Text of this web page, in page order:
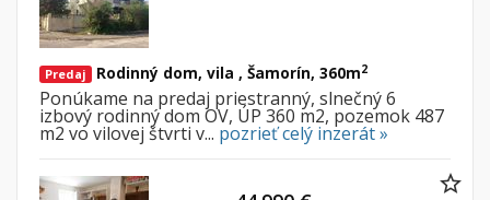
Predaj Rodinný dom, vila , Šamorín, 360m2
Ponúkame na predaj priestranný, slnečný 6
izbový rodinný dom OV, ÚP 360 m2, pozemok 487
m2 vo vilovej štvrti v... pozrieť celý inzerát »